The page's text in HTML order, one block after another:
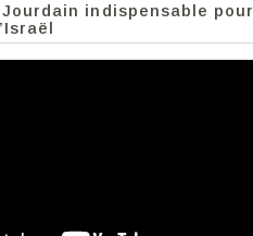
indispensable pour